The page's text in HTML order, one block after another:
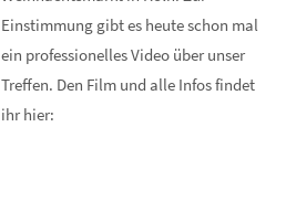
Einstimmung gibt es heute schon mal
ein professionelles Video über unser
Treffen. Den Film und alle Infos findet
ihr hier: